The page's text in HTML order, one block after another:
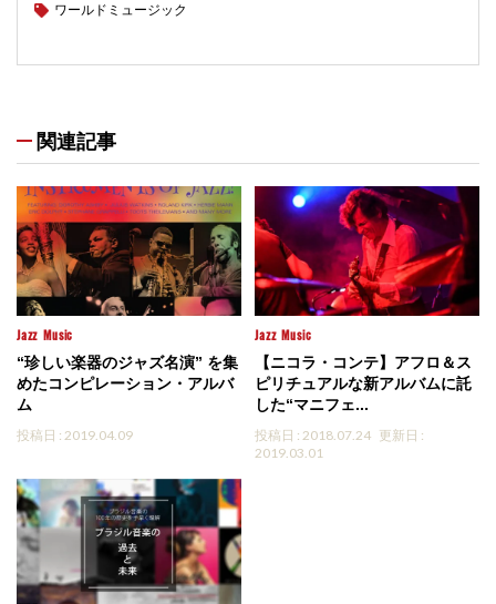
ワールドミュージック
関連記事
Jazz Music
“珍しい楽器のジャズ名演” を集
めたコンピレーション・アルバ
ム
投稿日 : 2019.04.09
Jazz Music
【ニコラ・コンテ】アフロ＆ス
ピリチュアルな新アルバムに託
した“マニフェ...
投稿日 : 2018.07.24 更新日 :
2019.03.01